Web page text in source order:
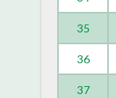
35
36
37